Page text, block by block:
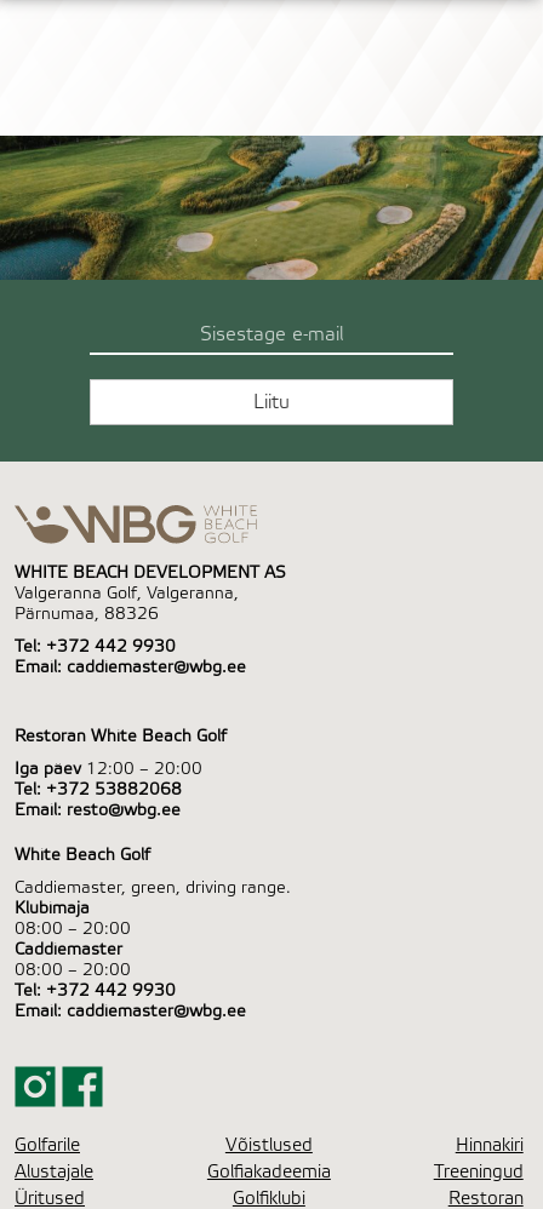
WHITE BEACH DEVELOPMENT AS
Valgeranna Golf, Valgeranna,
Pärnumaa, 88326
Tel: +372 442 9930
Email: caddiemaster@wbg.ee
Restoran White Beach Golf
Iga päev 12:00 – 20:00
Tel: +372 53882068
Email: resto@wbg.ee
White Beach Golf
Caddiemaster, green, driving range.
Klubimaja
08:00 – 20:00
Caddiemaster
08:00 – 20:00
Tel: +372 442 9930
Email: caddiemaster@wbg.ee
Golfarile Võistlused
Hinnakiri
Alustajale
Golfiakadeemia
Treeningud
Üritused
Golfiklubi Restoran